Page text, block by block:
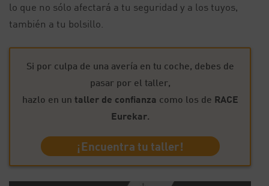
lo que no sólo afectará a tu seguridad y a los tuyos,
también a tu bolsillo.
Si por culpa de una avería en tu coche, debes de
pasar por el taller,
hazlo en un taller de confianza como los de RACE
Eurekar.
¡Encuentra tu taller!